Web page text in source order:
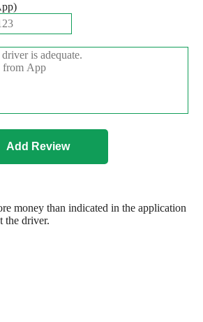
money than indicated in the application
the driver.